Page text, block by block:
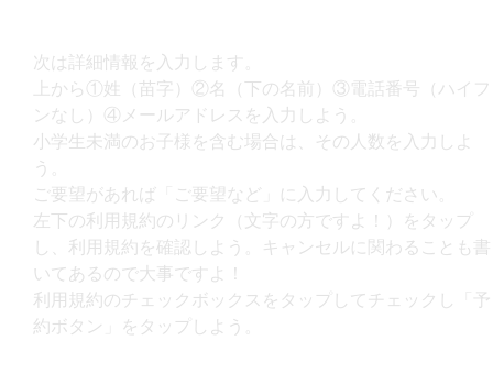
次は詳細情報を入力します。
上から①姓（苗字）②名（下の名前）③電話番号（ハイフ
ンなし）④メールアドレスを入力しよう。
小学生未満のお子様を含む場合は、その人数を入力しよ
う。
ご要望があれば「ご要望など」に入力してください。
左下の利用規約のリンク（文字の方ですよ！）をタップ
し、利用規約を確認しよう。キャンセルに関わることも書
いてあるので大事ですよ！
利用規約のチェックボックスをタップしてチェックし「予
約ボタン」をタップしよう。